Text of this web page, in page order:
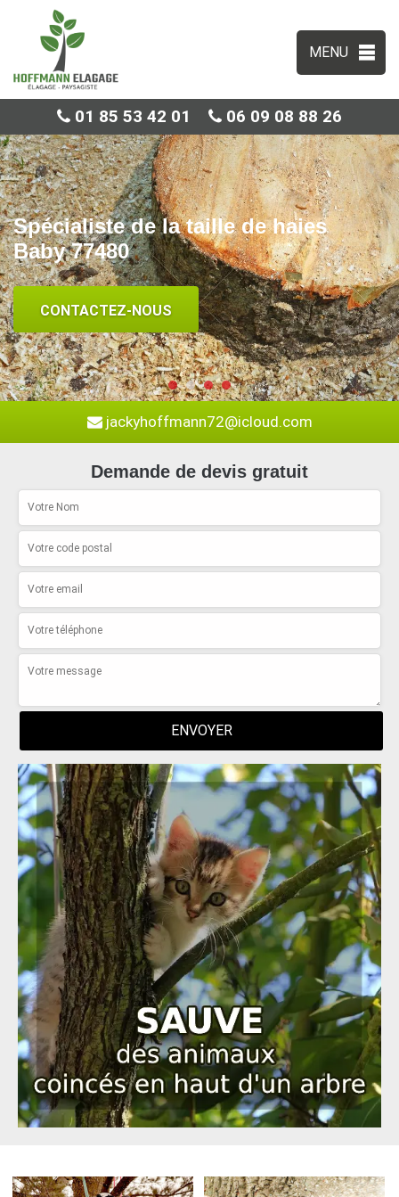
MENU
01 85 53 42 01 06 09 08 88 26
Spécialiste de la taille de haies
Baby 77480
CONTACTEZ-NOUS
jackyhoffmann72@icloud.com
Demande de devis gratuit